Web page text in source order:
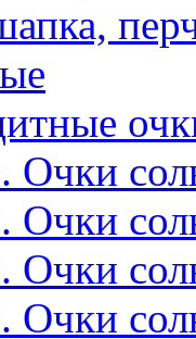
Очки
Очки
Очки
Очки